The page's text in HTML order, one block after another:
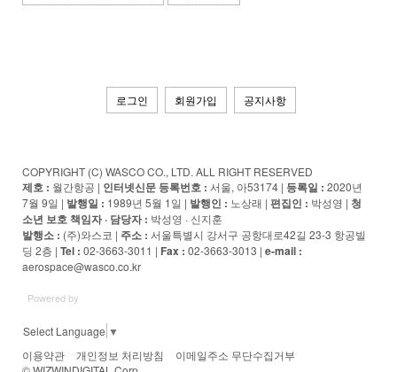
로그인 회원가입 공지사항
COPYRIGHT (C) WASCO CO., LTD. ALL RIGHT RESERVED
제호 : 월간항공 | 인터넷신문 등록번호 : 서울, 아53174 | 등록일 : 2020년
7월 9일 | 발행일 : 1989년 5월 1일 | 발행인 : 노상래 | 편집인 : 박성영 | 청
소년 보호 책임자 · 담당자: 박성영 · 신지훈
발행소 : (주)와스코 | 주소 : 서울특별시 강서구 공항대로42길 23-3 항공빌
딩 2층 | Tel : 02-3663-3011 | Fax : 02-3663-3013 | e-mail :
aerospace@wasco.co.kr
Powered by
Select Language ▼
이용약관
개인정보 처리방침
이메일주소 무단수집거부